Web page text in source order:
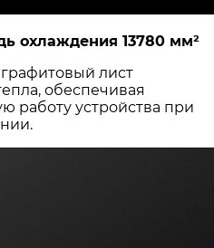
охлаждения 13780 мм²
лист
обеспечивая
работу устройства при